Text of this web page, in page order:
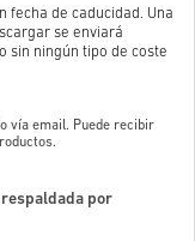
fecha de caducidad. Una
se enviará
sin ningún tipo de coste
vía email. Puede recibir
por